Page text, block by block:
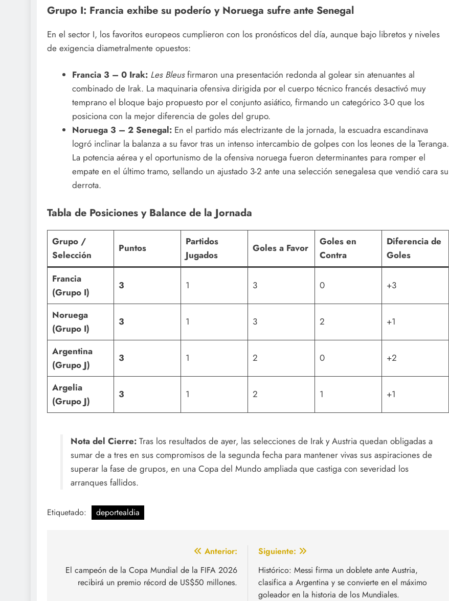
Grupo I: Francia exhibe su poderío y Noruega sufre ante Senegal
En el sector I, los favoritos europeos cumplieron con los pronósticos del día, aunque bajo libretos y niveles
de exigencia diametralmente opuestos:
Francia 3 – 0 Irak: Les Bleusfirmaron una presentación redonda al golear sin atenuantes al
combinado de Irak. La maquinaria ofensiva dirigida por el cuerpo técnico francés desactivó muy
temprano el bloque bajo propuesto por el conjunto asiático, firmando un categórico 3-0 que los
posiciona con la mejor diferencia de goles del grupo.
Noruega 3 – 2 Senegal:En el partido más electrizante de la jornada, la escuadra escandinava
logró inclinar la balanza a su favor tras un intenso intercambio de golpes con los leones de la Teranga.
La potencia aérea y el oportunismo de la ofensiva noruega fueron determinantes para romper el
empate en el último tramo, sellando un ajustado 3-2 ante una selección senegalesa que vendió cara su
derrota.
Tabla de Posiciones y Balance de la Jornada
Grupo /
Selección
Puntos
Partidos
Jugados
Goles a Favor
Goles en
Contra
Diferencia de
Goles
Francia
(Grupo I)
3 1 3 0 +3
Noruega
(Grupo I)
3 1 3 2 +1
Argentina
(Grupo J)
3 1 2 0 +2
Argelia
(Grupo J)
3 1 2 1 +1
Nota del Cierre:Tras los resultados de ayer, las selecciones de Irak y Austria quedan obligadas a
sumar de a tres en sus compromisos de la segunda fecha para mantener vivas sus aspiraciones de
superar la fase de grupos, en una Copa del Mundo ampliada que castiga con severidad los
arranques fallidos.
Etiquetado: deportealdia
de
entradas
Anterior:
El campeón de la Copa Mundial de la FIFA 2026
recibirá un premio récord de US$50 millones.
Siguiente:
Histórico: Messi firma un doblete ante Austria,
clasifica a Argentina y se convierte en el máximo
goleador en la historia de los Mundiales.